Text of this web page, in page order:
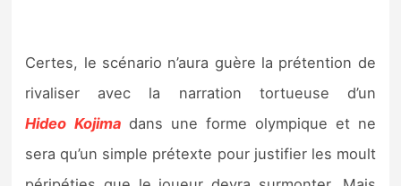
Certes, le scénario n’aura guère la prétention de
rivaliser avec la narration tortueuse d’un
Hideo Kojimadans une forme olympique et ne
sera qu’un simple prétexte pour justifier les moult